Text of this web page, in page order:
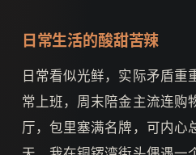
日常生活的酸甜苦辣
日常看似光鲜，实际矛盾重
常上班，周末陪金主流连购
厅，包里塞满名牌，可内心